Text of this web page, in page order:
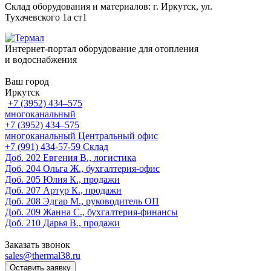
Склад оборудования и материалов: г. Иркутск, ул.
Тухачевского 1а ст1
Интернет-портал оборудование для отопления
и водоснабжения
Ваш город
Иркутск
+7 (3952) 434‒575
многоканальный
+7 (3952) 434‒575
многоканальный Центральный офис
‎+7 (991) 434-57-59 Склад
Доб. 202 Евгения В., логистика
Доб. 204 Ольга Ж., бухгалтерия-офис
Доб. 205 Юлия К., продажи
Доб. 207 Артур К., продажи
Доб. 208 Эдгар М., руководитель ОП
Доб. 209 Жанна С., бухгалтерия-финансы
Доб. 210 Дарья В., продажи
Заказать звонок
sales@thermal38.ru
Оставить заявку